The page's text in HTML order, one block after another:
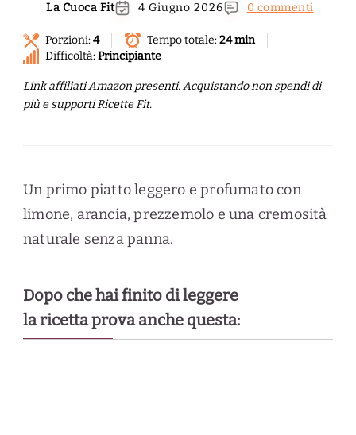
La Cuoca Fit 4 Giugno 2026 0 commenti
Porzioni:4 Tempo totale:24 min
Difficoltà:Principiante
Link affiliati Amazon presenti. Acquistando non spendi di
più e supporti Ricette Fit.
Un primo piatto leggero e profumato con
limone, arancia, prezzemolo e una cremosità
naturale senza panna.
Dopo che hai finito di leggere
la ricetta prova anche questa: